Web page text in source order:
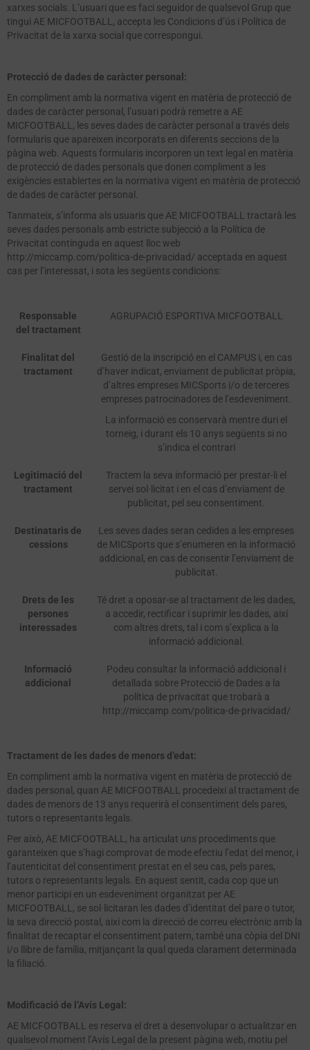
xarxes socials. L’usuari que es faci seguidor de qualsevol Grup que
tingui AE MICFOOTBALL, accepta les Condicions d’ús i Política de
Privacitat de la xarxa social que correspongui.
Protecció de dades de caràcter personal:
En compliment amb la normativa vigent en matèria de protecció de
dades de caràcter personal, l’usuari podrà remetre a AE
MICFOOTBALL, les seves dades de caràcter personal a través dels
formularis que apareixen incorporats en diferents seccions de la
pàgina web. Aquests formularis incorporen un text legal en matèria
de protecció de dades personals que donen compliment a les
exigències establertes en la normativa vigent en matèria de protecció
de dades de caràcter personal.
Tanmateix, s’informa als usuaris que AE MICFOOTBALL tractarà les
seves dades personals amb estricte subjecció a la Política de
Privacitat continguda en aquest lloc web
http://miccamp.com/politica-de-privacidad/ acceptada en aquest
cas per l’interessat, i sota les següents condicions:
Responsable
del tractament
AGRUPACIÓ ESPORTIVA MICFOOTBALL
Finalitat del
tractament
Gestió de la inscripció en el CAMPUS i, en cas
d’haver indicat, enviament de publicitat pròpia,
d’altres empreses MICSports i/o de terceres
empreses patrocinadores de l’esdeveniment.
La informació es conservarà mentre duri el
torneig, i durant els 10 anys següents si no
s’indica el contrari
Legitimació del
tractament
Tractem la seva informació per prestar-li el
servei sol·licitat i en el cas d’enviament de
publicitat, pel seu consentiment.
Destinataris de
cessions
Les seves dades seran cedides a les empreses
de MICSports que s’enumeren en la informació
addicional, en cas de consentir l’enviament de
publicitat.
Drets de les
persones
interessades
Té dret a oposar-se al tractament de les dades,
a accedir, rectificar i suprimir les dades, així
com altres drets, tal i com s’explica a la
informació addicional.
Informació
addicional
Podeu consultar la informació addicional i
detallada sobre Protecció de Dades a la
política de privacitat que trobarà a
http://miccamp.com/politica-de-privacidad/
Tractament de les dades de menors d’edat:
En compliment amb la normativa vigent en matèria de protecció de
dades personal, quan AE MICFOOTBALL procedeixi al tractament de
dades de menors de 13 anys requerirà el consentiment dels pares,
tutors o representants legals.
Per això, AE MICFOOTBALL, ha articulat uns procediments que
garanteixen que s’hagi comprovat de mode efectiu l’edat del menor, i
l’autenticitat del consentiment prestat en el seu cas, pels pares,
tutors o representants legals. En aquest sentit, cada cop que un
menor participi en un esdeveniment organitzat per AE
MICFOOTBALL, se sol·licitaran les dades d’identitat del pare o tutor,
la seva direcció postal, així com la direcció de correu electrònic amb la
finalitat de recaptar el consentiment patern, també una còpia del DNI
i/o llibre de família, mitjançant la qual queda clarament determinada
la filiació.
Modificació de l’Avís Legal:
AE MICFOOTBALL es reserva el dret a desenvolupar o actualitzar en
qualsevol moment l’Avís Legal de la present pàgina web, motiu pel